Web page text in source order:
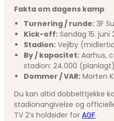
Fakta om dagens kamp
Turnering / runde: 3F
Kick-off: Søndag 15. juni
Stadion: Vejlby
By / kapacitet: Aarhus,
stadion: 24.000 (planlagt)
Dommer / VAR: Morten
Du kan altid dobbelttjekke
stadionangivelse og
TV 2’s holdsider for AGF.